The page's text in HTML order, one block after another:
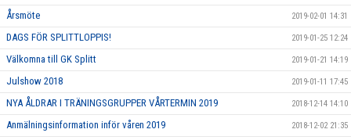
Årsmöte 2019-02-01 14:31
DAGS FÖR SPLITTLOPPIS! 2019-01-25 12:24
Välkomna till GK Splitt 2019-01-21 14:19
Julshow 2018 2019-01-11 17:45
NYA ÅLDRAR I TRÄNINGSGRUPPER VÅRTERMIN 2019 2018-12-14 14:10
Anmälningsinformation inför våren 2019 2018-12-02 21:35